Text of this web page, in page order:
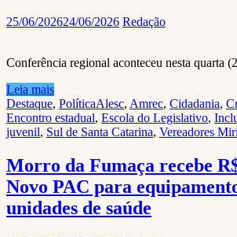
25/06/202624/06/2026 Redação
Conferência regional aconteceu nesta quarta
Leia mais
Destaque, PolíticaAlesc, Amrec, Cidadania,
Encontro estadual, Escola do Legislativo,
juvenil, Sul de Santa Catarina, Vereadores
Morro da Fumaça recebe
Novo PAC para
unidades de saúde